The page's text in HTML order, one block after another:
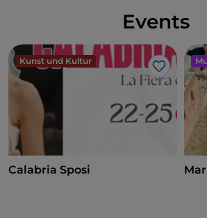
sich um seinen symbolischen
gleichnamigen Literaturpreises
Severinamit einem der am besten
Schlösser der Region.
Der Cammino Basiliano in der
Der Cammino Basiliano in der
führt uns zu den Wundern der Sila
den dichten Wäldern von
Tiriolo ,
Archäologie und der traditionellen
zum kristallklaren Meer des Golfs
Events
Kunst und Kultur
Like
Calabria Sposi